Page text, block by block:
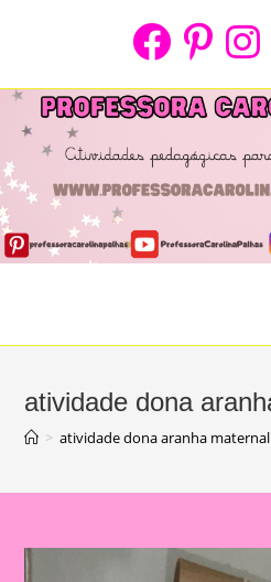
atividade dona
> atividade dona aranha maternal